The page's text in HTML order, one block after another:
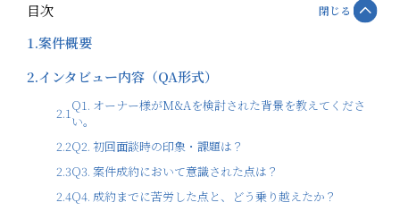
目次 閉じる
1.案件概要
2.インタビュー内容（QA形式）
2.1Q1. オーナー様がM&Aを検討された背景を教えてくださ
い。
2.2Q2. 初回面談時の印象・課題は？
2.3Q3. 案件成約において意識された点は？
2.4Q4. 成約までに苦労した点と、どう乗り越えたか？